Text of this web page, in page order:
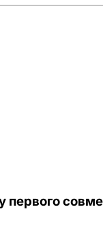
первого